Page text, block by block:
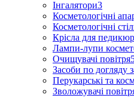
Інгалятори3
Косметологічні
Косметологічні
Крісла для
Лампи-лупи
Очищувачі повітря
Засоби по догляду
Перукарські та
Зволожувачі